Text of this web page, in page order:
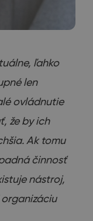
, ľahko
len
ovládnutie
, že by ich
. Ak tomu
činnosť
nástroj,
organizáciu